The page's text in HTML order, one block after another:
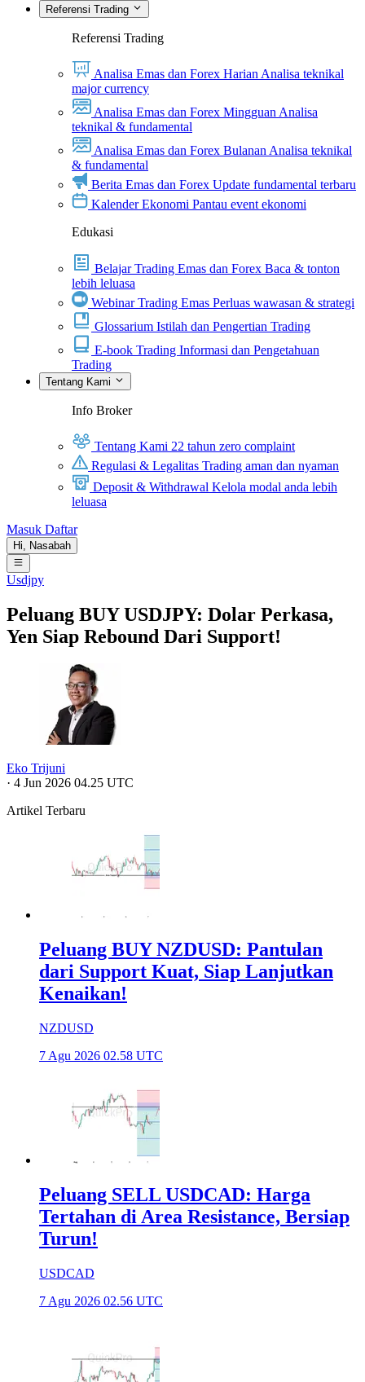
Referensi Trading
Referensi Trading
Analisa Emas dan Forex Harian Analisa teknikal
major currency
Analisa Emas dan Forex Mingguan Analisa
teknikal & fundamental
Analisa Emas dan Forex Bulanan Analisa teknikal
& fundamental
Berita Emas dan Forex Update fundamental terbaru
Kalender Ekonomi Pantau event ekonomi
Edukasi
Belajar Trading Emas dan Forex Baca & tonton
lebih leluasa
Webinar Trading Emas Perluas wawasan & strategi
Glossarium Istilah dan Pengertian Trading
E-book Trading Informasi dan Pengetahuan
Trading
Tentang Kami
Info Broker
Tentang Kami 22 tahun zero complaint
Regulasi & Legalitas Trading aman dan nyaman
Deposit & Withdrawal Kelola modal anda lebih
leluasa
Masuk Daftar
Hi, Nasabah
Usdjpy
Peluang BUY USDJPY: Dolar Perkasa,
Yen Siap Rebound Dari Support!
Eko Trijuni
· 4 Jun 2026 04.25 UTC
Artikel Terbaru
Peluang BUY NZDUSD: Pantulan
dari Support Kuat, Siap Lanjutkan
Kenaikan!
NZDUSD
7 Agu 2026 02.58 UTC
Peluang SELL USDCAD: Harga
Tertahan di Area Resistance, Bersiap
Turun!
USDCAD
7 Agu 2026 02.56 UTC